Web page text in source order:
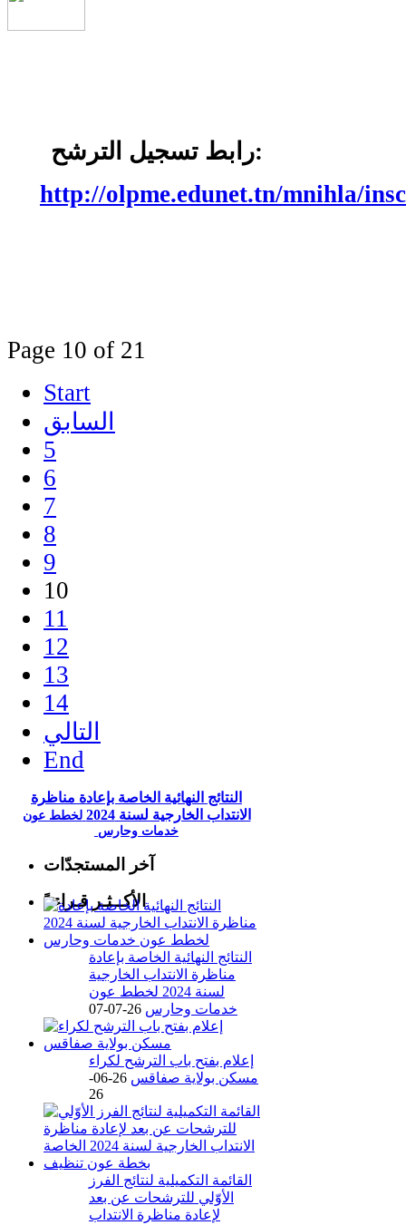
الترشح:
http://olpme.edunet.tn/mnihla/
Page 10 of 21
Start
السابق
5
6
7
8
9
10
11
12
13
14
التالي
End
النتائج النهائية الخاصة بإعادة مناظرة
الانتداب الخارجية لسنة 2024
لخطط عون
خدمات وحارس
آخر المستجدّات
الأكــثـر قـراءةً
النتائج النهائية الخاصة بإعادة
مناظرة الانتداب الخارجية
لسنة 2024 لخطط عون
خدمات وحارس 26-07-07
إعلام بفتح باب الترشح لكراء
مسكن بولاية صفاقس
26-06-
26
القائمة التكميلية لنتائج الفرز
الأوّلي للترشحات عن بعد
لإعادة مناظرة الانتداب